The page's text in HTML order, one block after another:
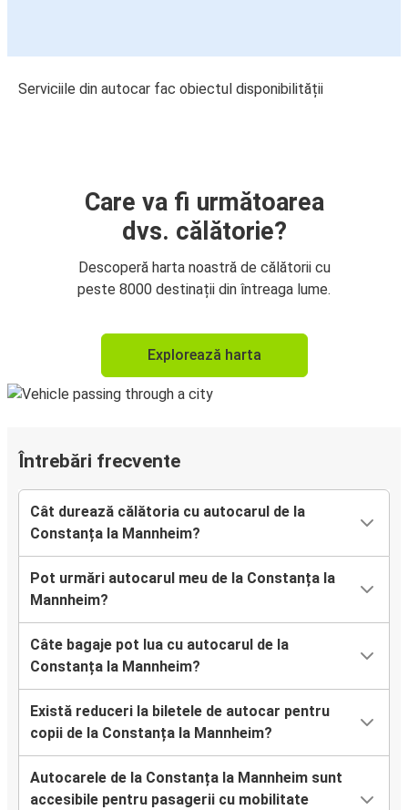
Serviciile din autocar fac obiectul disponibilității
Care va fi următoarea
dvs. călătorie?
Descoperă harta noastră de călătorii cu
peste 8000 destinații din întreaga lume.
Explorează harta
Întrebări frecvente
Cât durează călătoria cu autocarul de la
Constanța la Mannheim?
Pot urmări autocarul meu de la Constanța la
Mannheim?
Câte bagaje pot lua cu autocarul de la
Constanța la Mannheim?
Există reduceri la biletele de autocar pentru
copii de la Constanța la Mannheim?
Autocarele de la Constanța la Mannheim sunt
accesibile pentru pasagerii cu mobilitate